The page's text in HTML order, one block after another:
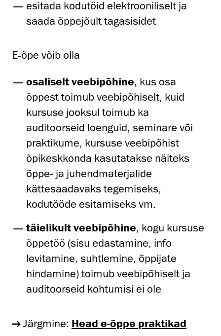
esitada kodutöid elektrooniliselt ja
saada õppejõult tagasisidet
E-õpe võib olla
osaliselt veebipõhine, kus osa
õppest toimub veebipõhiselt, kuid
kursuse jooksul toimub ka
auditoorseid loenguid, seminare või
praktikume, kursuse veebipõhist
õpikeskkonda kasutatakse näiteks
õppe- ja juhendmaterjalide
kättesaadavaks tegemiseks,
kodutööde esitamiseks vm.
täielikult veebipõhine, kogu kursuse
õppetöö (sisu edastamine, info
levitamine, suhtlemine, õppijate
hindamine) toimub veebipõhiselt ja
auditoorseid kohtumisi ei ole
Järgmine: Head e-õppe praktikad